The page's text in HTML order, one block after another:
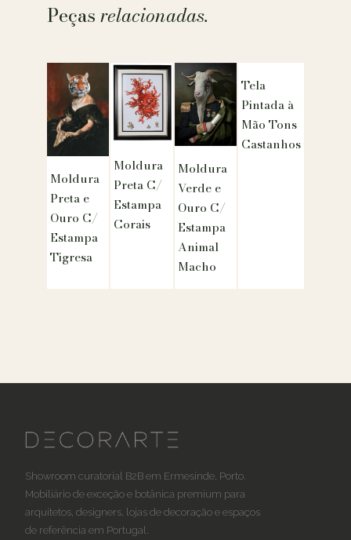
Peçasrelacionadas.
Moldura
Preta e
Ouro C/
Estampa
Tigresa
Moldura
Preta C/
Estampa
Corais
Moldura
Verde e
Ouro C/
Estampa
Animal
Macho
Tela
Pintada à
Mão Tons
Castanhos
Showroom curatorial B2B em Ermesinde, Porto.
Mobiliário de exceção e botânica premium para
arquitetos, designers, lojas de decoração e espaços
de referência em Portugal.